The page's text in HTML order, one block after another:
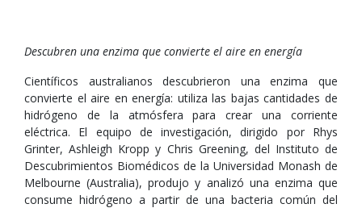
Descubren una enzima que convierte el aire en energía
Científicos australianos descubrieron una enzima que
convierte el aire en energía: utiliza las bajas cantidades de
hidrógeno de la atmósfera para crear una corriente
eléctrica. El equipo de investigación, dirigido por Rhys
Grinter, Ashleigh Kropp y Chris Greening, del Instituto de
Descubrimientos Biomédicos de la Universidad Monash de
Melbourne (Australia), produjo y analizó una enzima que
consume hidrógeno a partir de una bacteria común del